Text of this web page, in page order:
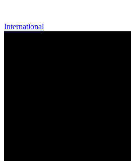
International